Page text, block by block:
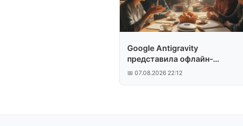
Google Antigravity
представила офлайн-
переводчик
📅 07.08.2026 22:12